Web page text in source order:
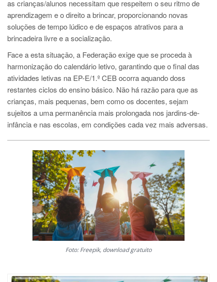
as crianças/alunos necessitam que respeitem o seu ritmo de
aprendizagem e o direito a brincar, proporcionando novas
soluções de tempo lúdico e de espaços atrativos para a
brincadeira livre e a socialização.
Face a esta situação, a Federação exige que se proceda à
harmonização do calendário letivo, garantindo que o final das
atividades letivas na EP-E/1.º CEB ocorra aquando doss
restantes ciclos do ensino básico. Não há razão para que as
crianças, mais pequenas, bem como os docentes, sejam
sujeitos a uma permanência mais prolongada nos jardins-de-
infância e nas escolas, em condições cada vez mais adversas.
Foto: Freepik, download gratuito